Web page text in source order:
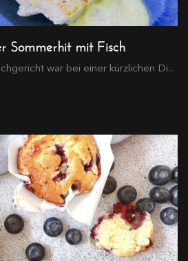
Sommerhit mit Fisch
war bei einer kürzlichen Di...